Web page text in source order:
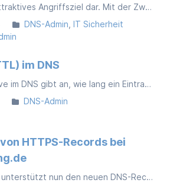
Das DNS stellt ein attraktives Angriffsziel dar. Mit der Zwei-Faktor-Authentifizierung sichern Sie Ihre DNS-Konfiguration zusätzlich gegen unbefugte Zugriffe. Bei Fragen oder Problemen steht Ihnen das Helpdesk zur Verfügung.
DNS-Admin IT Sicherheit
im DNS
Der Wert Time To Live im DNS gibt an, wie lang ein Eintrag zwischengespeichert wird.
DNS-Admin
HTTPS-Records bei
managedhosting.de unterstützt nun den neuen DNS-Record-Typ `HTTPS`.